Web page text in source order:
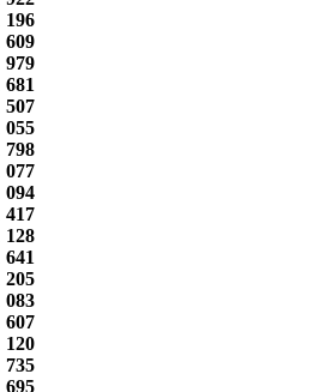
196
609
979
681
507
055
798
077
094
417
128
641
205
083
607
120
735
695